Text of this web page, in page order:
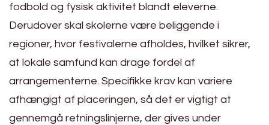
fodbold og fysisk aktivitet blandt eleverne.
Derudover skal skolerne være beliggende i
regioner, hvor festivalerne afholdes, hvilket sikrer,
at lokale samfund kan drage fordel af
arrangementerne. Specifikke krav kan variere
afhængigt af placeringen, så det er vigtigt at
gennemgå retningslinjerne, der gives under